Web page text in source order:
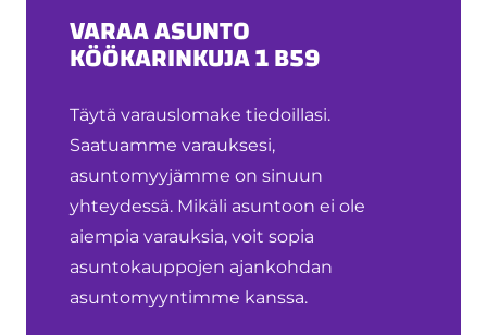
VARAA ASUNTO
KÖÖKARINKUJA 1 B59
Täytä varauslomake tiedoillasi.
Saatuamme varauksesi,
asuntomyyjämme on sinuun
yhteydessä. Mikäli asuntoon ei ole
aiempia varauksia, voit sopia
asuntokauppojen ajankohdan
asuntomyyntimme kanssa.